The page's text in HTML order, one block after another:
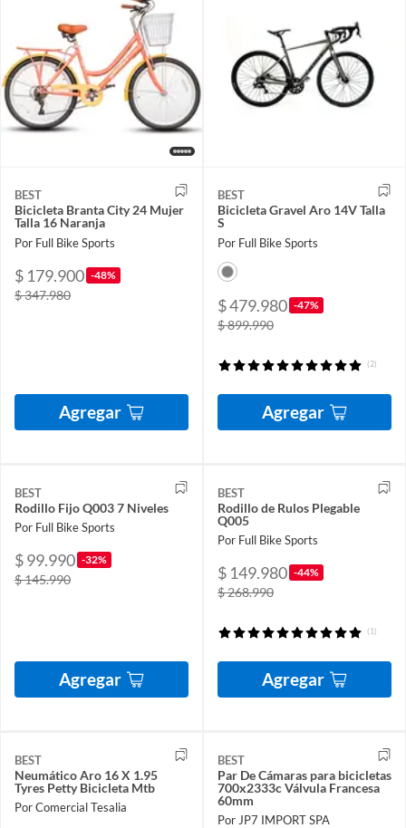
BEST
Bicicleta Branta City 24 Mujer
Talla 16 Naranja
Por Full Bike Sports
$ 179.900 -48%
$ 347.980
Agregar
BEST
Bicicleta Gravel Aro 14V Talla
S
Por Full Bike Sports
$ 479.980 -47%
$ 899.990
(2)
Agregar
BEST
Rodillo Fijo Q003 7 Niveles
Por Full Bike Sports
$ 99.990 -32%
$ 145.990
Agregar
BEST
Rodillo de Rulos Plegable
Q005
Por Full Bike Sports
$ 149.980 -44%
$ 268.990
(1)
Agregar
BEST
Neumático Aro 16 X 1.95
Tyres Petty Bicicleta Mtb
Por Comercial Tesalia
BEST
Par De Cámaras para bicicletas
700x2333c Válvula Francesa
60mm
Por JP7 IMPORT SPA